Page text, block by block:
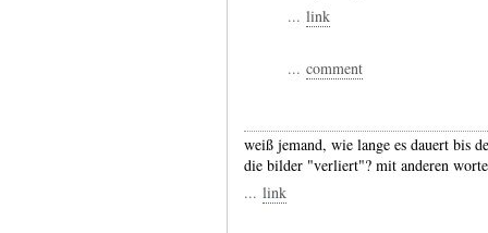
... link
... comment
weiß jemand, wie lange es dauert bis
die bilder "verliert"? mit anderen
... link